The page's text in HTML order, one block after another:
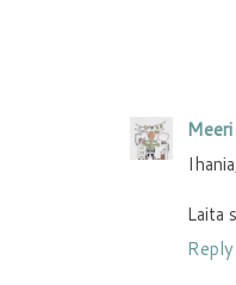
Meeri
Laita
Reply